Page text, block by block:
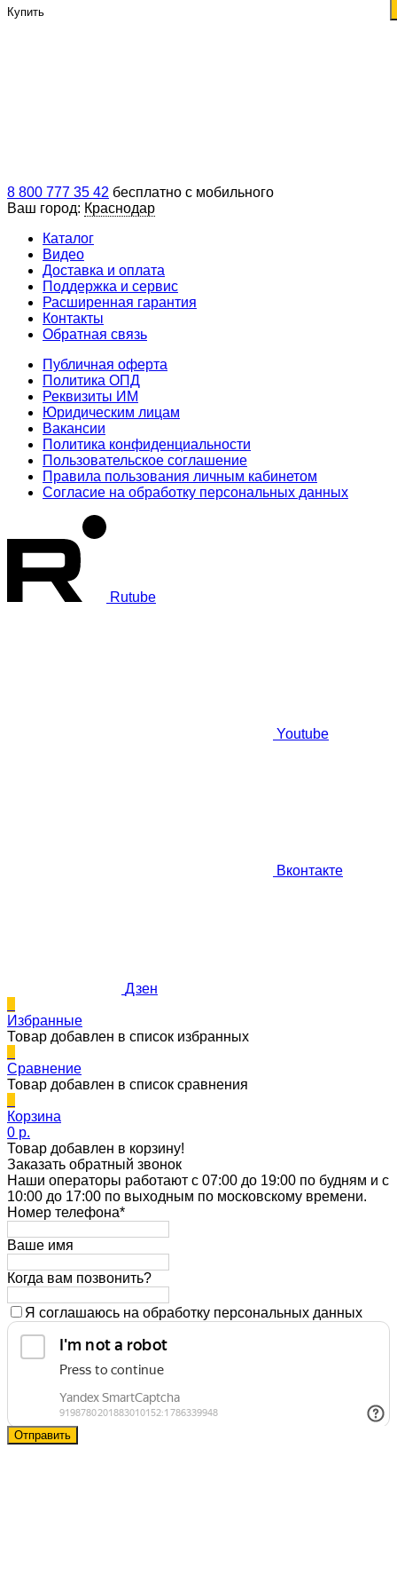
Купить
8 800 777 35 42 бесплатно с мобильного
Ваш город: Краснодар
Каталог
Видео
Доставка и оплата
Поддержка и сервис
Расширенная гарантия
Контакты
Обратная связь
Публичная оферта
Политика ОПД
Реквизиты ИМ
Юридическим лицам
Вакансии
Политика конфиденциальности
Пользовательское соглашение
Правила пользования личным кабинетом
Согласие на обработку персональных данных
Rutube
Youtube
Вконтакте
Дзен
Избранные
Товар добавлен в список избранных
Сравнение
Товар добавлен в список сравнения
Корзина
0 p.
Товар добавлен в корзину!
Заказать обратный звонок
Наши операторы работают с 07:00 до 19:00 по будням и с
10:00 до 17:00 по выходным по московскому времени.
Номер телефона*
Ваше имя
Когда вам позвонить?
Я соглашаюсь на обработку персональных данных